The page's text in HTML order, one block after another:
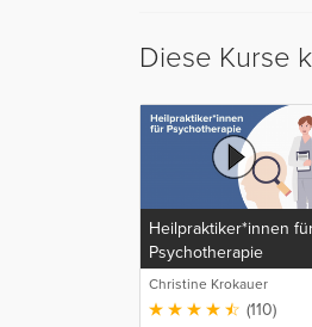
Diese Kurse
Heilpraktiker*innen
Psychotherapie
Christine Krokauer
(110)